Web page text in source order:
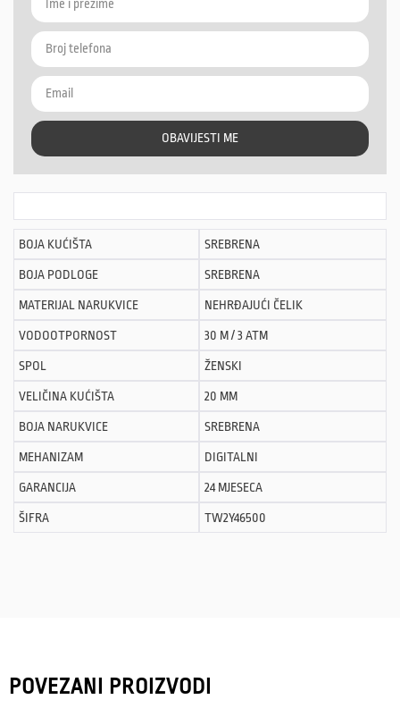
OBAVIJESTI ME
BOJA KUĆIŠTA SREBRENA
BOJA PODLOGE SREBRENA
MATERIJAL NARUKVICE NEHRĐAJUĆI ČELIK
VODOOTPORNOST 30 M / 3 ATM
SPOL ŽENSKI
VELIČINA KUĆIŠTA 20 MM
BOJA NARUKVICE SREBRENA
MEHANIZAM DIGITALNI
GARANCIJA 24 MJESECA
ŠIFRA TW2Y46500
POVEZANI PROIZVODI